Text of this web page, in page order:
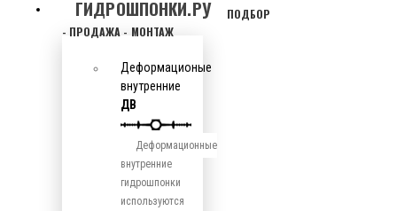
ГИДРОШПОНКИ.РУ
ПОДБОР
- ПРОДАЖА - МОНТАЖ
Деформационые
внутренние
ДВ
Деформационные
внутренние
гидрошпонки
используются